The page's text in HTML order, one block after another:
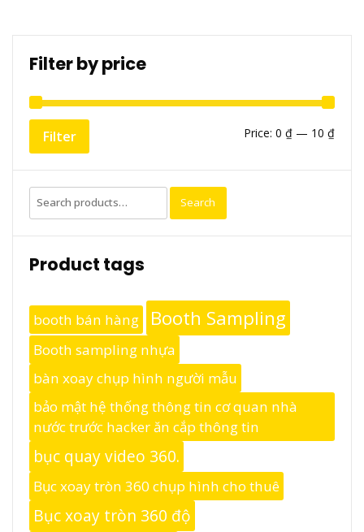
Filter by price
Min
Max
Filter Price: 0 ₫ — 10 ₫
Search
for:
Search
Product tags
booth bán hàng Booth Sampling
Booth sampling nhựa
bàn xoay chụp hình người mẫu
bảo mật hệ thống thông tin cơ quan nhà
nước trước hacker ăn cắp thông tin
bục quay video 360.
Bục xoay tròn 360 chụp hình cho thuê
Bục xoay tròn 360 độ